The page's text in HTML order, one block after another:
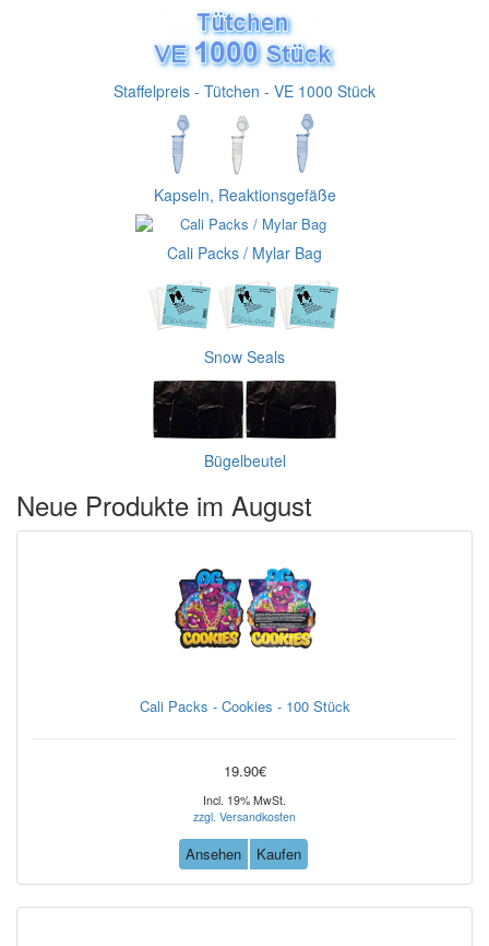
Staffelpreis - Tütchen - VE 1000 Stück
Kapseln, Reaktionsgefäße
Cali Packs / Mylar Bag
Snow Seals
Bügelbeutel
Neue Produkte im August
Cali Packs - Cookies - 100 Stück
19.90€
Incl. 19% MwSt.
zzgl. Versandkosten
Ansehen Kaufen